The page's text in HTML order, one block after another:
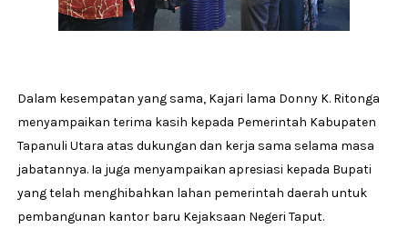
Dalam kesempatan yang sama, Kajari lama Donny K. Ritonga
menyampaikan terima kasih kepada Pemerintah Kabupaten
Tapanuli Utara atas dukungan dan kerja sama selama masa
jabatannya. Ia juga menyampaikan apresiasi kepada Bupati
yang telah menghibahkan lahan pemerintah daerah untuk
pembangunan kantor baru Kejaksaan Negeri Taput.